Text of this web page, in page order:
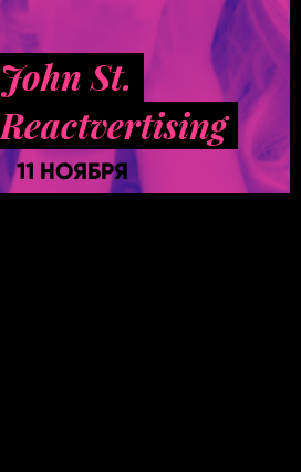
John St.
Reactvertising
11 НОЯБРЯ